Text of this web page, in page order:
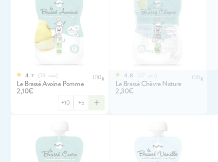
4.7 74 avis 100g
Le Brassé Avoine Pomme
2,10€
+10 +5
4.8 67 avis 100g
Le Brassé Chèvre Nature
2,30€